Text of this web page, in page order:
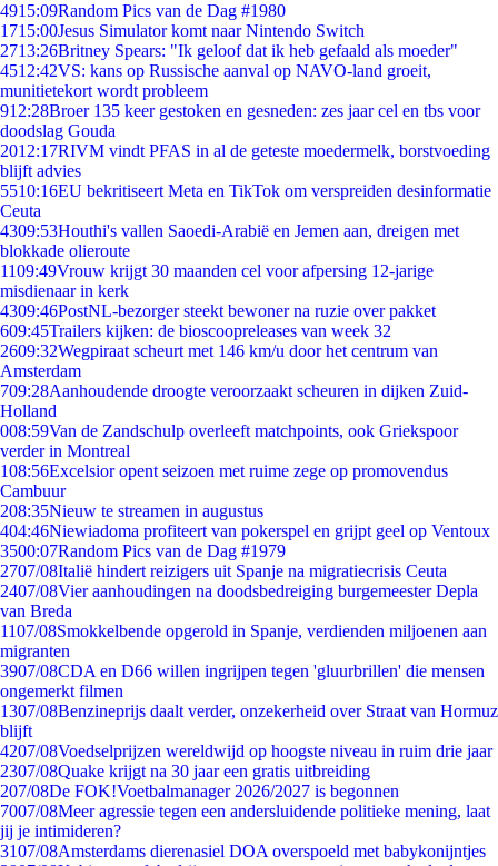
4915:09Random Pics van de Dag #1980
1715:00Jesus Simulator komt naar Nintendo Switch
2713:26Britney Spears: "Ik geloof dat ik heb gefaald als moeder"
4512:42VS: kans op Russische aanval op NAVO-land groeit,
munitietekort wordt probleem
912:28Broer 135 keer gestoken en gesneden: zes jaar cel en tbs voor
doodslag Gouda
2012:17RIVM vindt PFAS in al de geteste moedermelk, borstvoeding
blijft advies
5510:16EU bekritiseert Meta en TikTok om verspreiden desinformatie
Ceuta
4309:53Houthi's vallen Saoedi-Arabië en Jemen aan, dreigen met
blokkade olieroute
1109:49Vrouw krijgt 30 maanden cel voor afpersing 12-jarige
misdienaar in kerk
4309:46PostNL-bezorger steekt bewoner na ruzie over pakket
609:45Trailers kijken: de bioscoopreleases van week 32
2609:32Wegpiraat scheurt met 146 km/u door het centrum van
Amsterdam
709:28Aanhoudende droogte veroorzaakt scheuren in dijken Zuid-
Holland
008:59Van de Zandschulp overleeft matchpoints, ook Griekspoor
verder in Montreal
108:56Excelsior opent seizoen met ruime zege op promovendus
Cambuur
208:35Nieuw te streamen in augustus
404:46Niewiadoma profiteert van pokerspel en grijpt geel op Ventoux
3500:07Random Pics van de Dag #1979
2707/08Italië hindert reizigers uit Spanje na migratiecrisis Ceuta
2407/08Vier aanhoudingen na doodsbedreiging burgemeester Depla
van Breda
1107/08Smokkelbende opgerold in Spanje, verdienden miljoenen aan
migranten
3907/08CDA en D66 willen ingrijpen tegen 'gluurbrillen' die mensen
ongemerkt filmen
1307/08Benzineprijs daalt verder, onzekerheid over Straat van Hormuz
blijft
4207/08Voedselprijzen wereldwijd op hoogste niveau in ruim drie jaar
2307/08Quake krijgt na 30 jaar een gratis uitbreiding
207/08De FOK!Voetbalmanager 2026/2027 is begonnen
7007/08Meer agressie tegen een andersluidende politieke mening, laat
jij je intimideren?
3107/08Amsterdams dierenasiel DOA overspoeld met babykonijntjes